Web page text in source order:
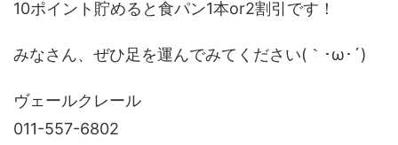
10ポイント貯めると食パン1本or2割引です！
みなさん、ぜひ足を運んでみてください(｀･ω･´)ゞ
ヴェールクレール
011-557-6802